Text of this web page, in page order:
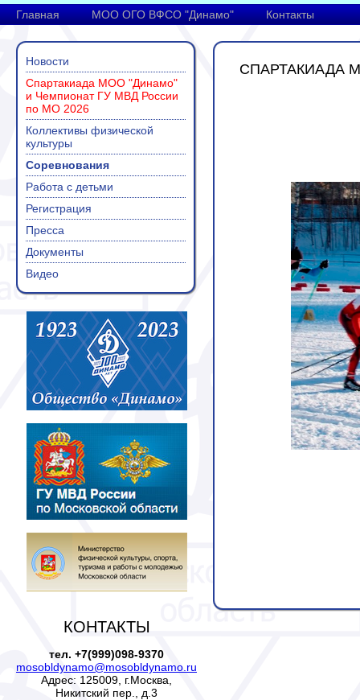
Главная МОО ОГО ВФСО "Динамо" Контакты
Новости
Спартакиада МОО "Динамо"
и Чемпионат ГУ МВД России
по МО 2026
Коллективы физической
культуры
Соревнования
Работа с детьми
Регистрация
Пресса
Документы
Видео
КОНТАКТЫ
тел. +7(999)098-9370
mosobldynamo@mosobldynamo.ru
Адрес: 125009, г.Москва,
Никитский пер., д.3
СПАРТАКИАДА